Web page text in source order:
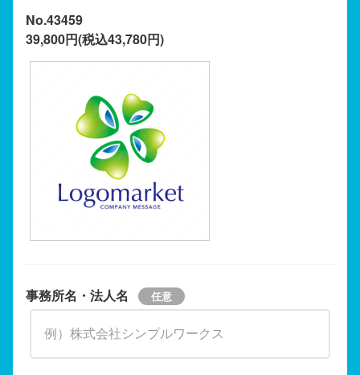
No.43459
39,800円(税込43,780円)
事務所名・法人名